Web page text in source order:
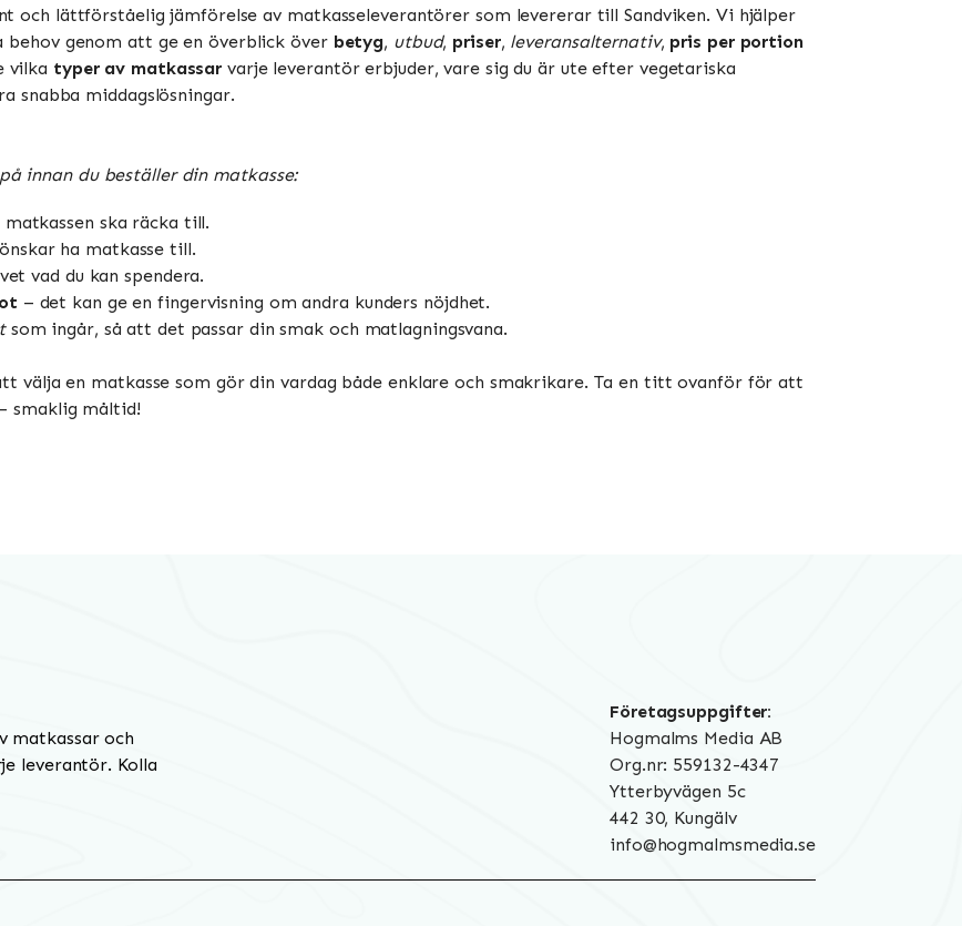
och lättförståelig jämförelse av matkasseleverantörer som levererar till Sandviken. Vi hjälper
genom att ge en överblick över betyg, utbud, priser, leveransalternativ, pris per portion
vilka typer av matkassar varje leverantör erbjuder, vare sig du är ute efter vegetariska
snabba middagslösningar.
innan du beställer din matkasse:
ska räcka till.
ha matkasse till.
vad du kan spendera.
– det kan ge en fingervisning om andra kunders nöjdhet.
som ingår, så att det passar din smak och matlagningsvana.
välja en matkasse som gör din vardag både enklare och smakrikare. Ta en titt ovanför för att
smaklig måltid!
matkassar och
leverantör. Kolla
Företagsuppgifter:
Hogmalms Media AB
Org.nr: 559132-4347
Ytterbyvägen 5c
442 30, Kungälv
info@hogmalmsmedia.se